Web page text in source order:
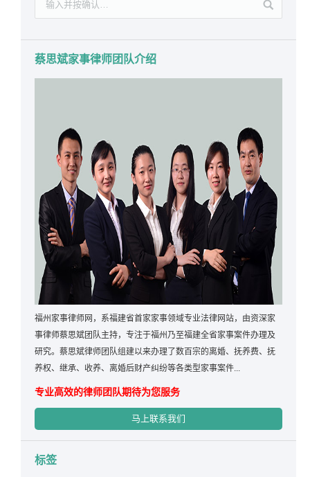
蔡思斌家事律师团队介绍
福州家事律师网，系福建省首家家事领域专业法律网站，由资深家
事律师蔡思斌团队主持，专注于福州乃至福建全省家事案件办理及
研究。蔡思斌律师团队组建以来办理了数百宗的离婚、抚养费、抚
养权、继承、收养、离婚后财产纠纷等各类型家事案件...
专业高效的律师团队期待为您服务
马上联系我们
标签